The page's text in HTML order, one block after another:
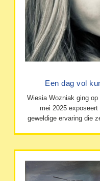
Een dag vol
Wiesia Wozniak ging
mei 2025
geweldige ervaring die